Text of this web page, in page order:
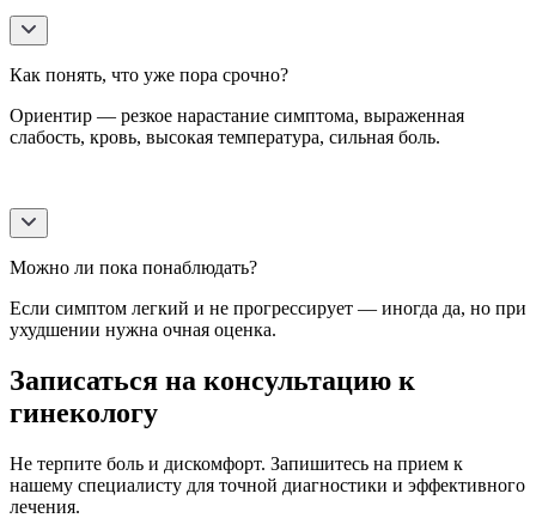
Как понять, что уже пора срочно?
Ориентир — резкое нарастание симптома, выраженная
слабость, кровь, высокая температура, сильная боль.
Можно ли пока понаблюдать?
Если симптом легкий и не прогрессирует — иногда да, но при
ухудшении нужна очная оценка.
Записаться на консультацию к
гинекологу
Не терпите боль и дискомфорт. Запишитесь на прием к
нашему специалисту для точной диагностики и эффективного
лечения.